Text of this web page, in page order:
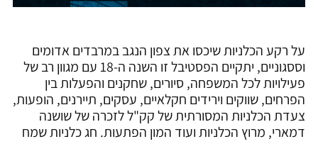
על רקע הכלניות שיכסו את צפון הנגב במרבדים אדומים
וססגוניים, יתקיים הפסטיבל זו השנה ה-18 עם מגוון רב של
פעילויות לכל המשפחה, סיורים, שחקנים והפעלות בין
הפרחים, שווקים וירידים חקלאיים, עסקים, תיירנים, הופעות,
צעדת הכלניות המסורתית של קק"ל לזכרה של שושנה
דמארי, מרוץ הכלניות ועוד המון הפתעות. חג כלניות שמח